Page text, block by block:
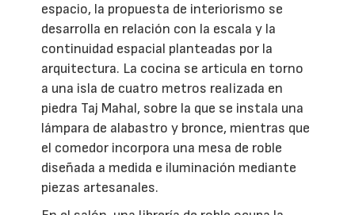
espacio, la propuesta de interiorismo se
desarrolla en relación con la escala y la
continuidad espacial planteadas por la
arquitectura. La cocina se articula en torno
a una isla de cuatro metros realizada en
piedra Taj Mahal, sobre la que se instala una
lámpara de alabastro y bronce, mientras que
el comedor incorpora una mesa de roble
diseñada a medida e iluminación mediante
piezas artesanales.